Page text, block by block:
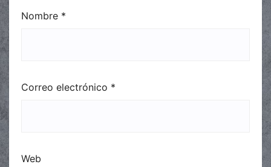
Nombre *
Correo electrónico *
Web